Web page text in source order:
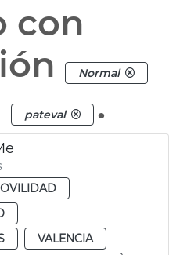
con
Normal
pateval .
VALENCIA